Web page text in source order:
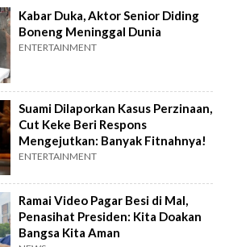
Kabar Duka, Aktor Senior Diding
Boneng Meninggal Dunia
ENTERTAINMENT
Suami Dilaporkan Kasus Perzinaan,
Cut Keke Beri Respons
Mengejutkan: Banyak Fitnahnya!
ENTERTAINMENT
Ramai Video Pagar Besi di Mal,
Penasihat Presiden: Kita Doakan
Bangsa Kita Aman